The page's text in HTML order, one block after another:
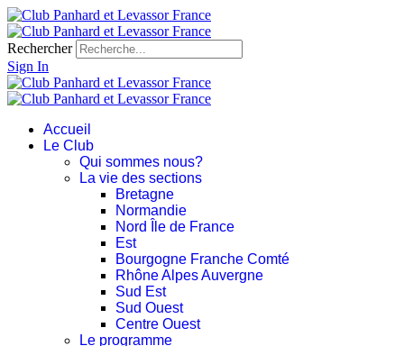
Rechercher
Sign In
Accueil
Le Club
Qui sommes nous?
La vie des sections
Bretagne
Normandie
Nord Île de France
Est
Bourgogne Franche Comté
Rhône Alpes Auvergne
Sud Est
Sud Ouest
Centre Ouest
Le programme